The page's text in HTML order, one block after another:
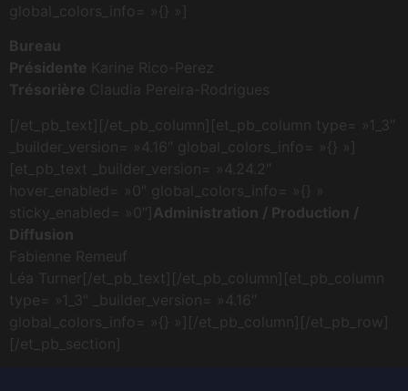
global_colors_info= »{} »]
Bureau
Présidente Karine Rico-Perez
Trésorière Claudia Pereira-Rodrigues
[/et_pb_text][/et_pb_column][et_pb_column type= »1_3″
_builder_version= »4.16″ global_colors_info= »{} »]
[et_pb_text _builder_version= »4.24.2″
hover_enabled= »0″ global_colors_info= »{} »
sticky_enabled= »0″] Administration / Production /
Diffusion
Fabienne Remeuf
Léa Turner[/et_pb_text][/et_pb_column][et_pb_column
type= »1_3″ _builder_version= »4.16″
global_colors_info= »{} »][/et_pb_column][/et_pb_row]
[/et_pb_section]